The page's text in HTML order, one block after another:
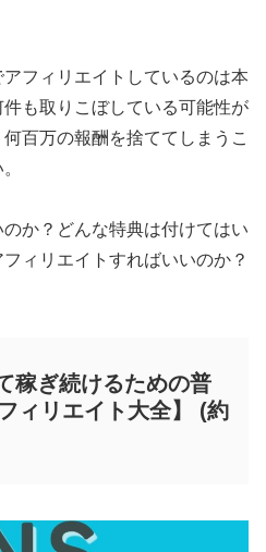
フィリエイトしているのは本
も取りこぼしている可能性が
百万の報酬を捨ててしまうこ
か？どんな特典は付けてはい
ィリエイトすればいいのか？
稼ぎ続けるための普
ィリエイト大全】 (約